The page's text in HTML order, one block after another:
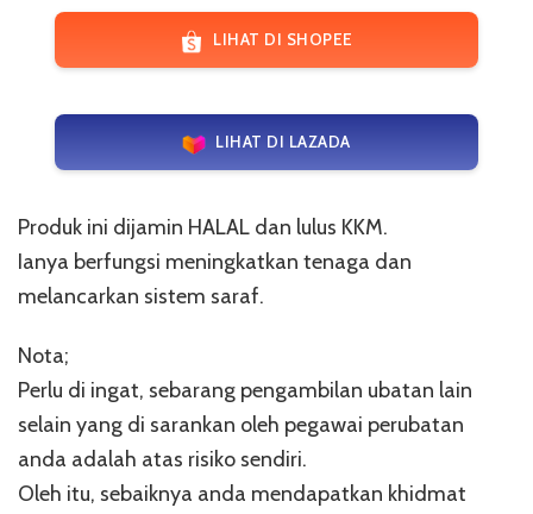
LIHAT DI SHOPEE
LIHAT DI LAZADA
Produk ini dijamin HALAL dan lulus KKM.
Ianya berfungsi meningkatkan tenaga dan
melancarkan sistem saraf.
Nota;
Perlu di ingat, sebarang pengambilan ubatan lain
selain yang di sarankan oleh pegawai perubatan
anda adalah atas risiko sendiri.
Oleh itu, sebaiknya anda mendapatkan khidmat